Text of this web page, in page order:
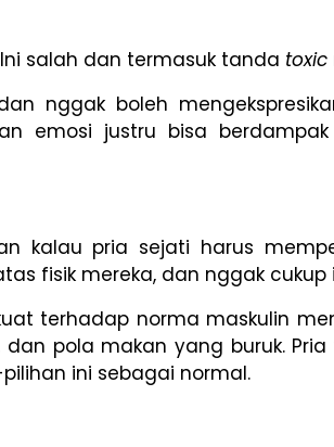
salah dan termasuk tanda toxic
nggak boleh
emosi justru bisa
kalau pria sejati harus
fisik mereka, dan nggak cukup
terhadap norma maskulin
dan pola makan yang buruk.
ini sebagai normal.